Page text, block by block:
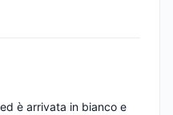
è arrivata in bianco e